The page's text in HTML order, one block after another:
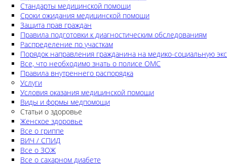
Стандарты медицинской помощи
Сроки ожидания медицинской помощи
Защита прав граждан
Правила подготовки к диагностическим обследованиям
Распределение по участкам
Порядок направления гражданина на медико-социальную
Все, что необходимо знать о полисе ОМС
Правила внутреннего распорядка
Услуги
Условия оказания медицинской помощи
Виды и формы медпомощи
Статьи о здоровье
Женское здоровье
Все о гриппе
ВИЧ / СПИД
Все о ЗОЖ
Все о сахарном диабете